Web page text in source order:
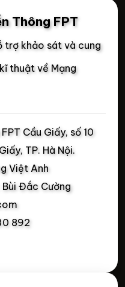
Thông FPT
trợ khảo sát và cung
thuật về Mạng
Cầu Giấy, số 10
TP. Hà Nội.
Việt Anh
Bùi Đắc Cường
892